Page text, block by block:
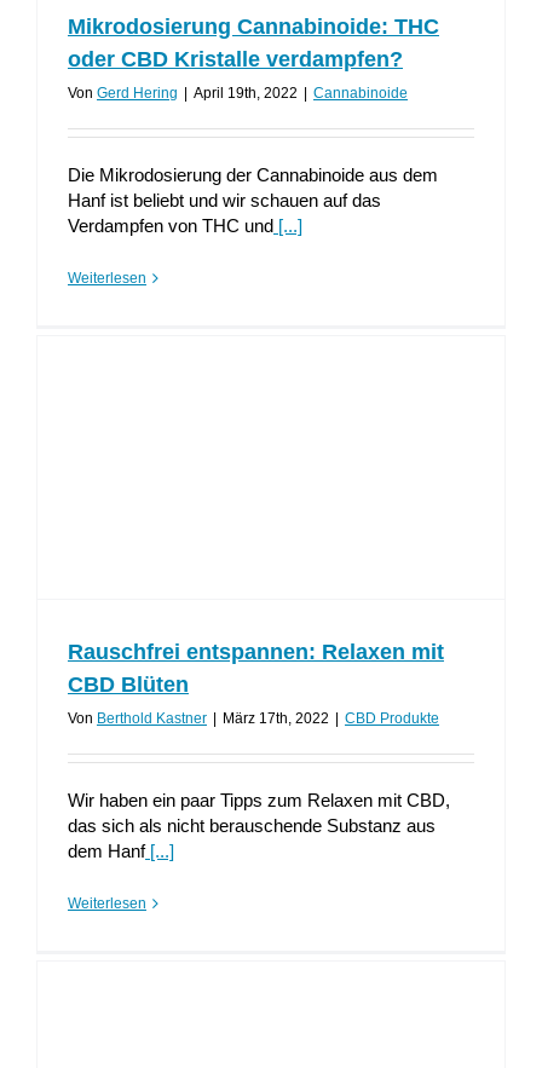
Mikrodosierung Cannabinoide: THC
oder CBD Kristalle verdampfen?
Von Gerd Hering April 19th, 2022 Cannabinoide
Die Mikrodosierung der Cannabinoide aus dem
Hanf ist beliebt und wir schauen auf das
Verdampfen von THC und[...]
Weiterlesen
Rauschfrei entspannen: Relaxen mit
CBD Blüten
Von Berthold Kastner März 17th, 2022 CBD Produkte
Wir haben ein paar Tipps zum Relaxen mit CBD,
das sich als nicht berauschende Substanz aus
dem Hanf[...]
Weiterlesen